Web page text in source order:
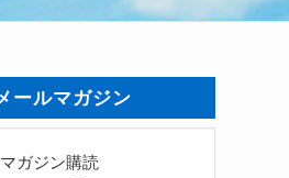
ールマガジン
ガジン購読